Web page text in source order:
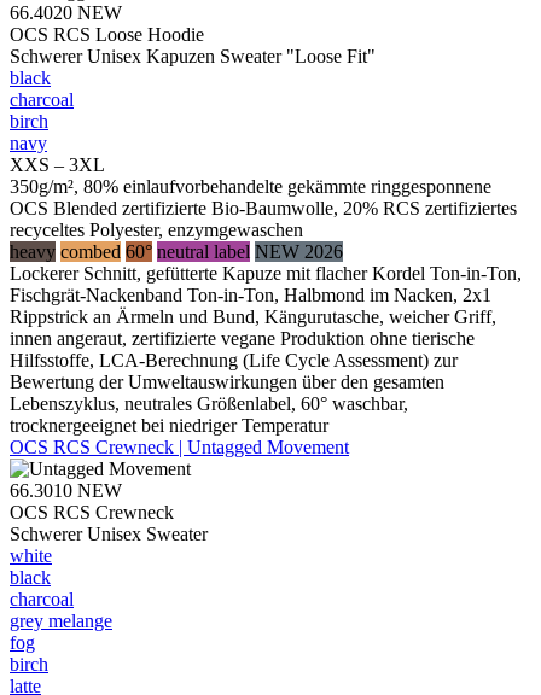
66.4020 NEW
OCS RCS Loose Hoodie
Schwerer Unisex Kapuzen Sweater "Loose Fit"
black
charcoal
birch
navy
XXS – 3XL
350g/m², 80% einlaufvorbehandelte gekämmte ringgesponnene
OCS Blended zertifizierte Bio-Baumwolle, 20% RCS zertifiziertes
recyceltes Polyester, enzymgewaschen
heavy combed 60° neutral label NEW 2026
Lockerer Schnitt, gefütterte Kapuze mit flacher Kordel Ton-in-Ton,
Fischgrät-Nackenband Ton-in-Ton, Halbmond im Nacken, 2x1
Rippstrick an Ärmeln und Bund, Kängurutasche, weicher Griff,
innen angeraut, zertifizierte vegane Produktion ohne tierische
Hilfsstoffe, LCA-Berechnung (Life Cycle Assessment) zur
Bewertung der Umweltauswirkungen über den gesamten
Lebenszyklus, neutrales Größenlabel, 60° waschbar,
trocknergeeignet bei niedriger Temperatur
OCS RCS Crewneck | Untagged Movement
66.3010 NEW
OCS RCS Crewneck
Schwerer Unisex Sweater
white
black
charcoal
grey melange
fog
birch
latte